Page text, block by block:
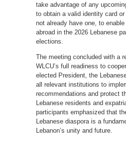
take advantage of any
to obtain a valid identity card
not already have one, to
abroad in the 2026 Lebanese
elections.
The meeting concluded with a
WLCU’s full readiness to
elected President, the
all relevant institutions to
recommendations and protect
Lebanese residents and
participants emphasized that
Lebanese diaspora is a
Lebanon’s unity and future.